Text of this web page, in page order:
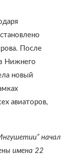
После
Нижнего
новый
авиаторов,
начал
имена 22